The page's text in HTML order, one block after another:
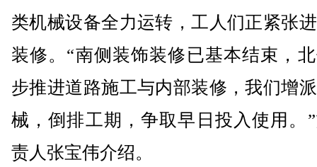
类机械设备全力运转，工人们正紧张
装修。“南侧装饰装修已基本结束，
步推进道路施工与内部装修，我们增
械，倒排工期，争取早日投入使用。
责人张宝伟介绍。